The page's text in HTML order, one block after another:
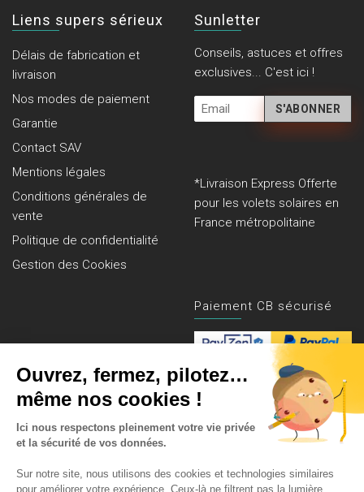
Liens supers sérieux
Délais de fabrication et
livraison
Nos modes de paiement
Garantie
Contact SAV
Mentions légales
Conditions générales de
vente
Politique de confidentialité
Gestion des Cookies
Sunletter
Conseils, astuces et offres
exclusives... C'est ici !
*Livraison Express Offerte
pour les volets solaires en
France métropolitaine
Paiement CB sécurisé
Rejoignez nos clients